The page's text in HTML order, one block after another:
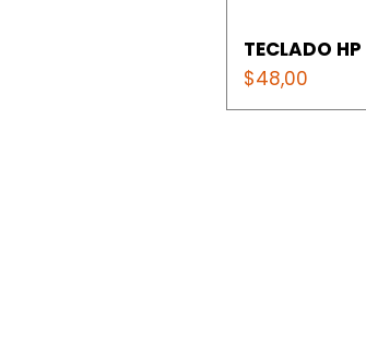
TECLADO
Precio
$48,00